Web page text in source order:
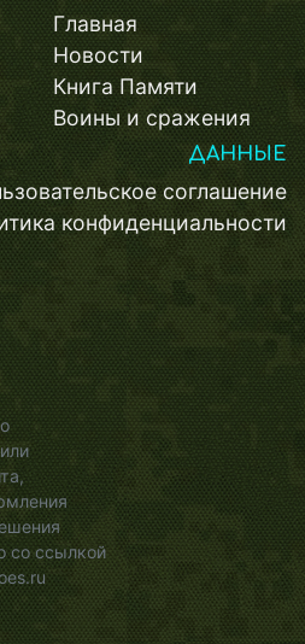
Главная
Новости
Книга Памяти
Воины и сражения
ДАННЫЕ
соглашение
конфиденциальности
со ссылкой